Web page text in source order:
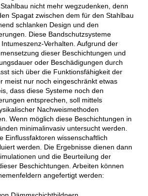
nicht mehr wegzudenken, denn
Spagat zwischen dem für den Stahlbau
schlanken Design und den
Diese Bandschutzsysteme
Verhalten. Aufgrund der
dieser Beschichtungen und
oder Beschädigungen durch
sich über die Funktionsfähigkeit der
meist nur noch eingeschränkt etwas
dass diese Systeme noch den
entsprechen, soll mittels
Nachweismethoden
Wenn möglich diese Beschichtungen in
minimalinvasiv untersucht werden.
Einflussfaktoren wissenschaftlich
werden. Die Ergebnisse dienen dann
und die Beurteilung der
Beschichtungen. Arbeiten können
angefertigt werden: